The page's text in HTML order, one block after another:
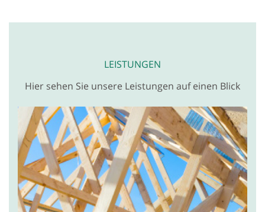
LEISTUNGEN
Hier sehen Sie unsere Leistungen auf einen Blick